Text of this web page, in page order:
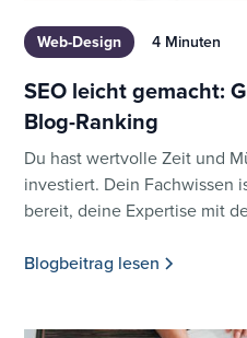
Web-Design 4 Minuten
SEO leicht gemacht:
Blog-Ranking
Du hast wertvolle Zeit und
investiert. Dein Fachwissen
bereit, deine Expertise mit
Blogbeitrag lesen